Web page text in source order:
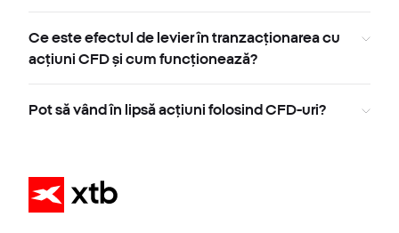
Ce este efectul de levier în tranzacționarea cu
acțiuni CFD și cum funcționează?
Pot să vând în lipsă acțiuni folosind CFD-uri?